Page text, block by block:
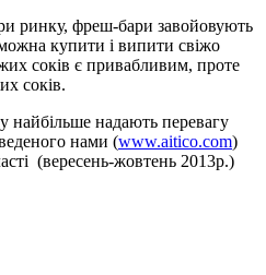
ринку, фреш-бари завойовують
купити і випити свіжо
соків є привабливим, проте
соків.
найбільше надають перевагу
нами (www.aitico.com)
(вересень-жовтень 2013р.)